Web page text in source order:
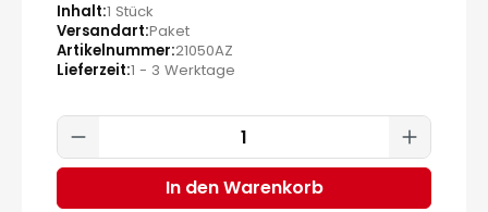
Inhalt 1 Stück
Versandart Paket
Artikelnummer 21050AZ
Lieferzeit 1 - 3 Werktage
Produkt Anzahl: Gib den
In den Warenkorb